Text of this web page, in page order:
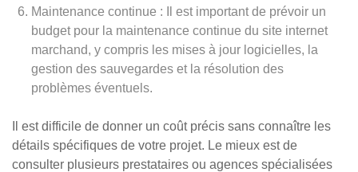
Maintenance continue : Il est important de prévoir un
budget pour la maintenance continue du site internet
marchand, y compris les mises à jour logicielles, la
gestion des sauvegardes et la résolution des
problèmes éventuels.
Il est difficile de donner un coût précis sans connaître les
détails spécifiques de votre projet. Le mieux est de
consulter plusieurs prestataires ou agences spécialisées